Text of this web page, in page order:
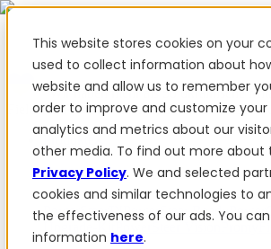
This website stores cookies on your
used to collect information about
website and allow us to remember
order to improve and customize
analytics and metrics about our
other media. To find out more about
Privacy Policy. We and selected
cookies and similar technologies to
the effectiveness of our ads. You
information here.
✨ Wir haben mehr als 50 ukrainische
FieldBee-Produkte kaufen, unterstützen Sie
Produkte
Produkte
PowerSteer™PowerSteer Ready